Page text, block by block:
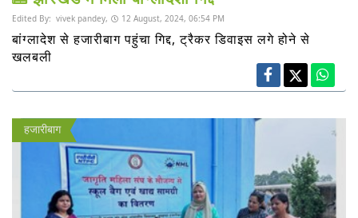
Edited By: vivek pandey, 12 August, 2024, 06:54 PM
बांग्लादेश से हजारीबाग पहुंचा गिद्द, ट्रैकर डिवाइस लगे होने से
खलबली
हजारीबाग